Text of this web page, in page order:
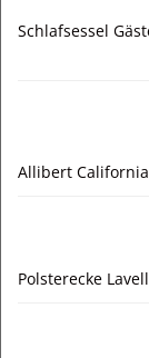
Schlafsessel
Allibert
Polsterecke